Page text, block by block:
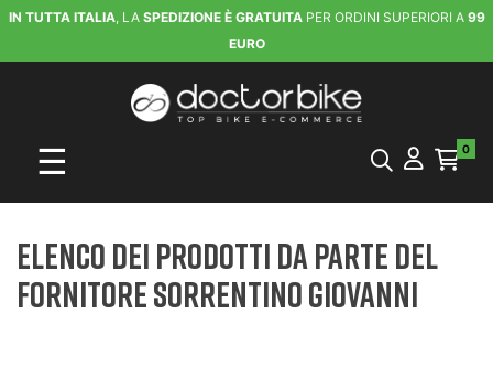
IN TUTTA ITALIA, LA SPEDIZIONE È GRATUITAPER ORDINI SUPERIORI A 99
EURO
navigazione Toggle
☰ 0
Elenco dei prodotti da parte del
fornitore SORRENTINO GIOVANNI